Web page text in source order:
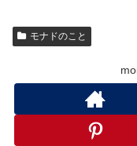
モナドのこと